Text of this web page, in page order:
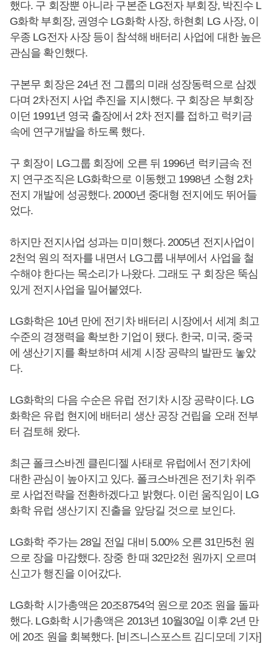
했다. 구 회장뿐 아니라 구본준 LG전자 부회장, 박진수 L
G화학 부회장, 권영수 LG화학 사장, 하현회 LG 사장, 이
우종 LG전자 사장 등이 참석해 배터리 사업에 대한 높은
관심을 확인했다.
구본무 회장은 24년 전 그룹의 미래 성장동력으로 삼겠
다며 2차전지 사업 추진을 지시했다. 구 회장은 부회장
이던 1991년 영국 출장에서 2차 전지를 접하고 럭키금
속에 연구개발을 하도록 했다.
구 회장이 LG그룹 회장에 오른 뒤 1996년 럭키금속 전
지 연구조직은 LG화학으로 이동했고 1998년 소형 2차
전지 개발에 성공했다. 2000년 중대형 전지에도 뛰어들
었다.
하지만 전지사업 성과는 미미했다. 2005년 전지사업이
2천억 원의 적자를 내면서 LG그룹 내부에서 사업을 철
수해야 한다는 목소리가 나왔다. 그래도 구 회장은 뚝심
있게 전지사업을 밀어붙였다.
LG화학은 10년 만에 전기차 배터리 시장에서 세계 최고
수준의 경쟁력을 확보한 기업이 됐다. 한국, 미국, 중국
에 생산기지를 확보하며 세계 시장 공략의 발판도 놓았
다.
LG화학의 다음 수순은 유럽 전기차 시장 공략이다. LG
화학은 유럽 현지에 배터리 생산 공장 건립을 오래 전부
터 검토해 왔다.
최근 폴크스바겐 클린디젤 사태로 유럽에서 전기차에
대한 관심이 높아지고 있다. 폴크스바겐은 전기차 위주
로 사업전략을 전환하겠다고 밝혔다. 이런 움직임이 LG
화학 유럽 생산기지 진출을 앞당길 것으로 보인다.
LG화학 주가는 28일 전일 대비 5.00% 오른 31만5천 원
으로 장을 마감했다. 장중 한 때 32만2천 원까지 오르며
신고가 행진을 이어갔다.
LG화학 시가총액은 20조8754억 원으로 20조 원을 돌파
했다. LG화학 시가총액은 2013년 10월30일 이후 2년 만
에 20조 원을 회복했다. [비즈니스포스트 김디모데 기자]